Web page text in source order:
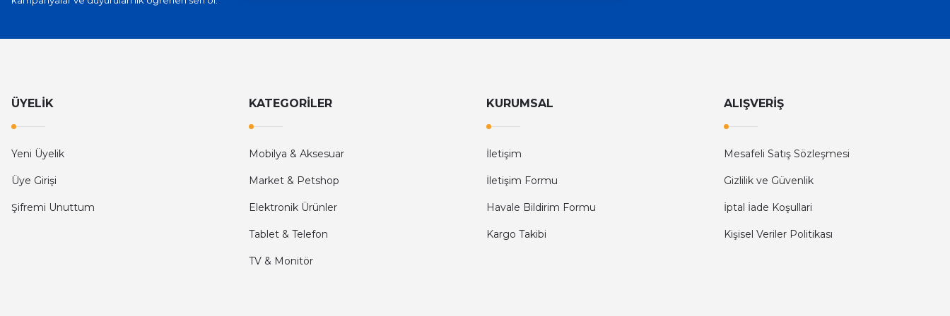
kargo hızlı
mehmet yıldız | 19/06/2025
seiko astron kordon 7x52
ÜYELİK
Yeni Üyelik
Üye Girişi
Şifremi Unuttum
KATEGORİLER
Mobilya & Aksesuar
Market & Petshop
Elektronik Ürünler
Tablet & Telefon
TV & Monitör
KURUMSAL
İletişim
İletişim Formu
Havale Bildirim Formu
Kargo Takibi
ALIŞVERİŞ
Mesafeli Satış Sözleşmesi
Gizlilik ve Güvenlik
İptal İade Koşullari
Kişisel Veriler Politikası